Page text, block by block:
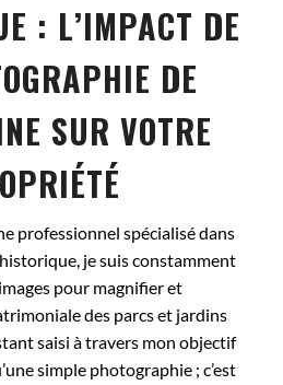
: L’IMPACT DE
DE
SUR VOTRE
professionnel spécialisé dans
je suis constamment
pour magnifier et
des parcs et jardins
saisi à travers mon objectif
simple photographie ; c’est